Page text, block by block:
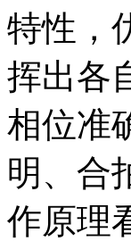
特性，
挥出各
相位准
明、合
作原理